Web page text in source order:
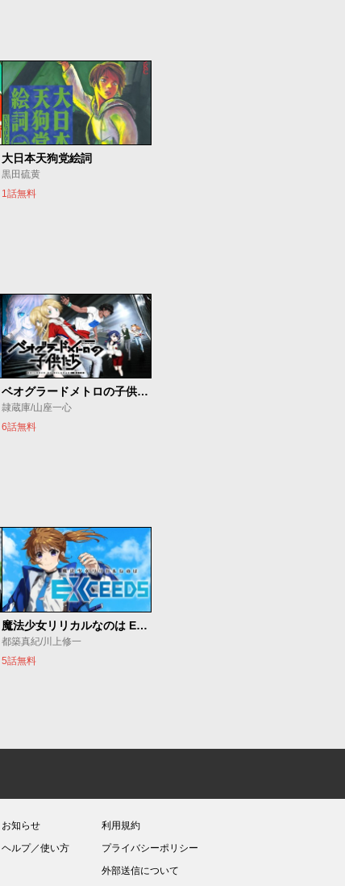
大日本天狗党絵詞
黒田硫黄
1話無料
ベオグラードメトロの子供たち
隷蔵庫/山座一心
6話無料
魔法少女リリカルなのは EXCEEDS
都築真紀/川上修一
5話無料
お知らせ
ヘルプ／使い方
利用規約
プライバシーポリシー
外部送信について